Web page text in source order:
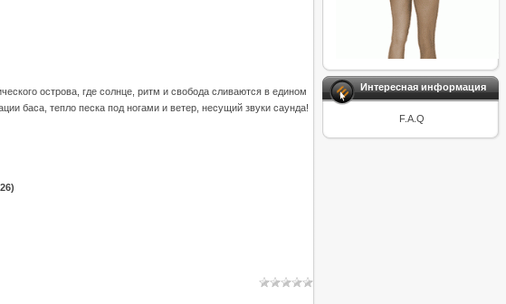
острова, где солнце, ритм и свобода сливаются в едином
баса, тепло песка под ногами и ветер, несущий звуки саунда!
Интересная информация
F.A.Q